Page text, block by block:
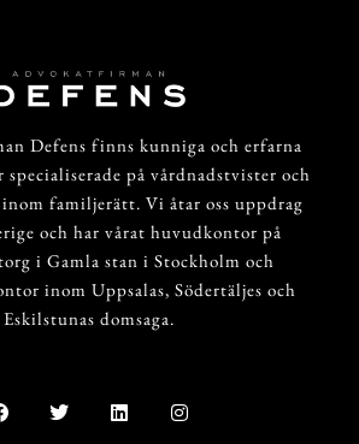
Defens finns kunniga och erfarna
specialiserade på vårdnadstvister och
familjerätt. Vi åtar oss uppdrag
och har vårat huvudkontor på
i Gamla stan i Stockholm och
inom Uppsalas, Södertäljes och
Eskilstunas domsaga.